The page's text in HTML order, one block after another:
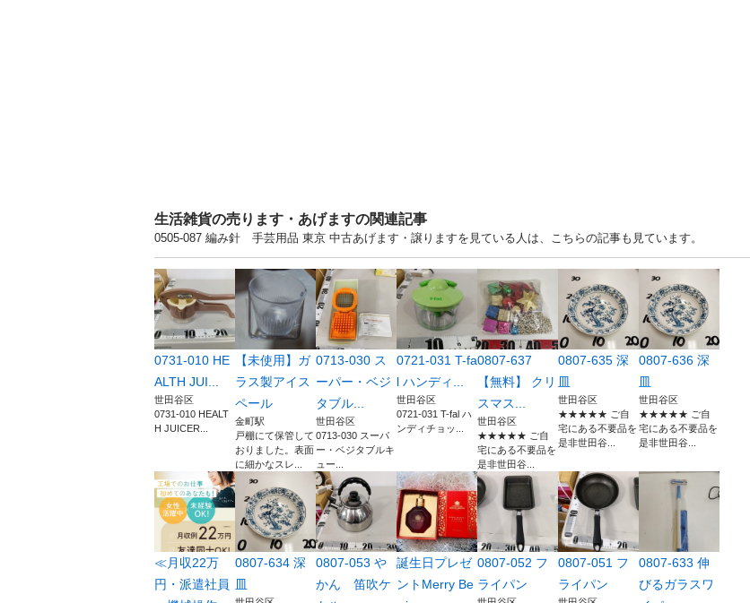
生活雑貨の売ります・あげますの関連記事
0505-087 編み針 手芸用品 東京 中古あげます・譲りますを見ている人は、こちらの記事も見ています。
0731-010 HE
ALTH JUI...
世田谷区
0731-010 HEALT
H JUICER...
【未使用】ガ
ラス製アイス
ペール
金町駅
戸棚にて保管して
おりました。表面
に細かなスレ...
0713-030 ス
ーパー・ベジ
タブル...
世田谷区
0713-030 スーパ
ー・ベジタブルキ
ュー...
0721-031 T-fa
l ハンディ...
世田谷区
0721-031 T-fal ハ
ンディチョッ...
0807-637
【無料】 クリ
スマス...
世田谷区
★★★★★ ご自
宅にある不要品を
是非世田谷...
0807-635 深
皿
世田谷区
★★★★★ ご自
宅にある不要品を
是非世田谷...
0807-636 深
皿
世田谷区
★★★★★ ご自
宅にある不要品を
是非世田谷...
≪月収22万
円・派遣社員
0807-634 深
皿
0807-053 や
かん 笛吹ケ
誕生日プレゼ
ントMerry Be
0807-052 フ
ライパン
0807-051 フ
ライパン
0807-633 伸
びるガラスワ